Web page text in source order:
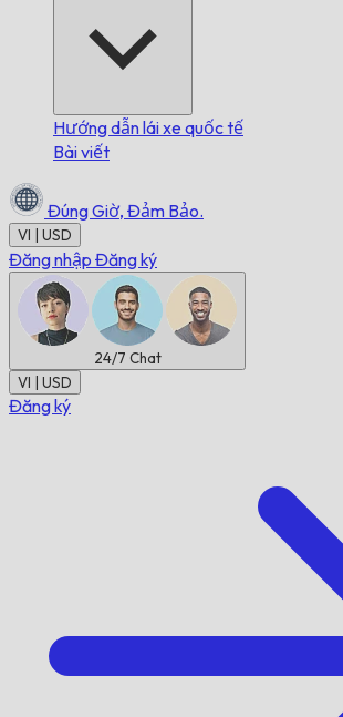
Hướng dẫn lái xe quốc tế
Bài viết
Đúng Giờ, Đảm Bảo.
VI | USD
Đăng nhập Đăng ký
24/7 Chat
VI | USD
Đăng ký